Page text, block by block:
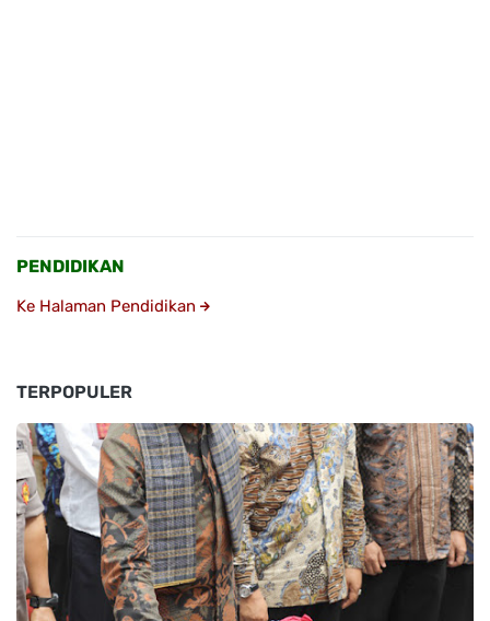
PENDIDIKAN
Ke Halaman Pendidikan
TERPOPULER